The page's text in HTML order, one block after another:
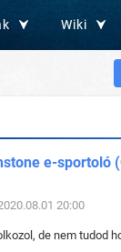
Wiki
e-sportoló
20:00
de nem tudod